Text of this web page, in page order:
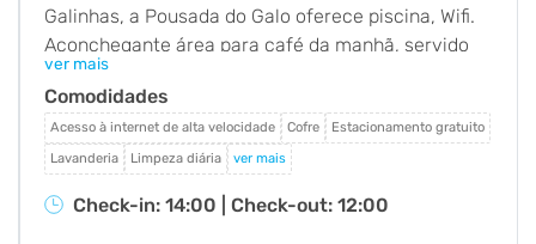
Galinhas, a Pousada do Galo oferece piscina, Wifi.
Aconchegante área para café da manhã, servido
com frutas tropicais e culinária regional, além do
conforto e tranquilidade de nossas suítes,confira!!
Porto de Galinhas situada no município de
Ipojuca,é uma das praias mais espetaculares do
Nordeste.Por suas esplêndidas belezas a praia foi
eleita 11 vezes consecutivas como a Melhor Praia
ver mais
Comodidades
Acesso à internet de alta velocidade Cofre
Estacionamento gratuito
Lavanderia
Limpeza diária ver mais
Check-in: 14:00 | Check-out: 12:00